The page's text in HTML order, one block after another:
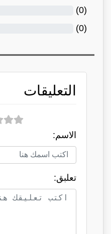
(
0
)
(
0
)
التعليقات
الاسم:
تعلبق: